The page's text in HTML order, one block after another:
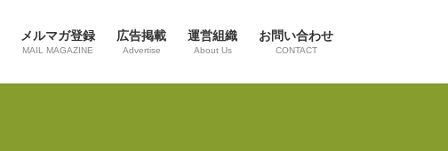
メルマガ登録
MAIL MAGAZINE
広告掲載
Advertise
運営組織
About Us
お問い合わせ
CONTACT